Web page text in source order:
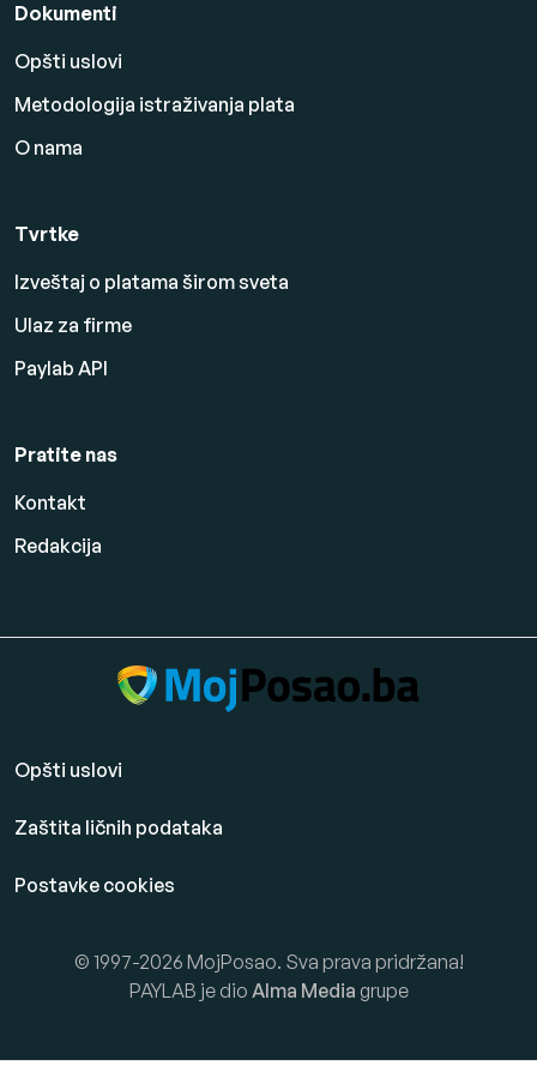
Dokumenti
Opšti uslovi
Metodologija istraživanja plata
O nama
Tvrtke
Izveštaj o platama širom sveta
Ulaz za firme
Paylab API
Pratite nas
Kontakt
Redakcija
Opšti uslovi
Zaštita ličnih podataka
Postavke cookies
© 1997-2026 MojPosao. Sva prava pridržana!
PAYLAB je dio Alma Media grupe